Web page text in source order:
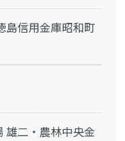
島信用金庫昭和町
雄二・農林中央金